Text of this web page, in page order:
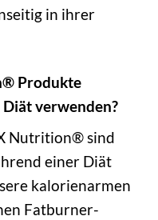
in ihrer
Produkte
verwenden?
Nutrition® sind
einer Diät
kalorienarmen
Fatburner-